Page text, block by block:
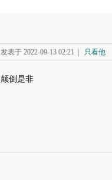
发表于 2022-09-13 02:21 只看他
颠倒是非